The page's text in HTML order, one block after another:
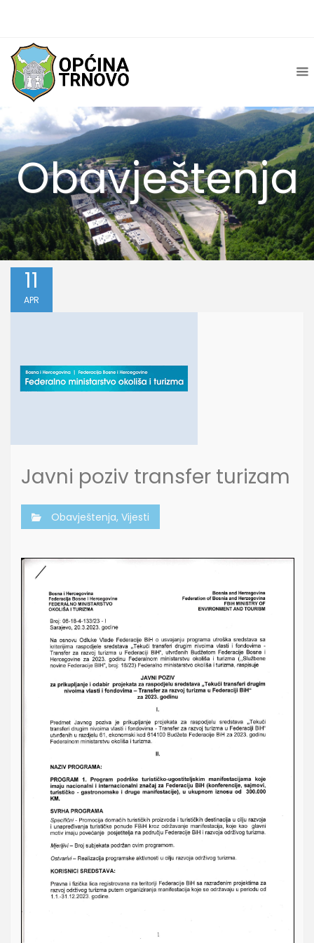
Obavještenja
11
APR
Javni poziv transfer turizam
Obavještenja, Vijesti